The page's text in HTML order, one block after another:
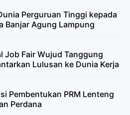
Perguruan Tinggi kepada
Banjar Agung Lampung
Job Fair Wujud Tanggung
Lulusan ke Dunia Kerja
Pembentukan PRM Lenteng
Perdana